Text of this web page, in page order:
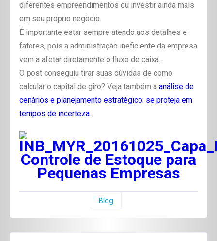
diferentes empreendimentos ou investir ainda mais
em seu próprio negócio.
É importante estar sempre atendo aos detalhes e
fatores, pois a administração ineficiente da empresa
vem a afetar diretamente o fluxo de caixa.
O post conseguiu tirar suas dúvidas de como
calcular o capital de giro? Veja também a análise de
cenários e planejamento estratégico: se proteja em
tempos de incerteza.
Blog